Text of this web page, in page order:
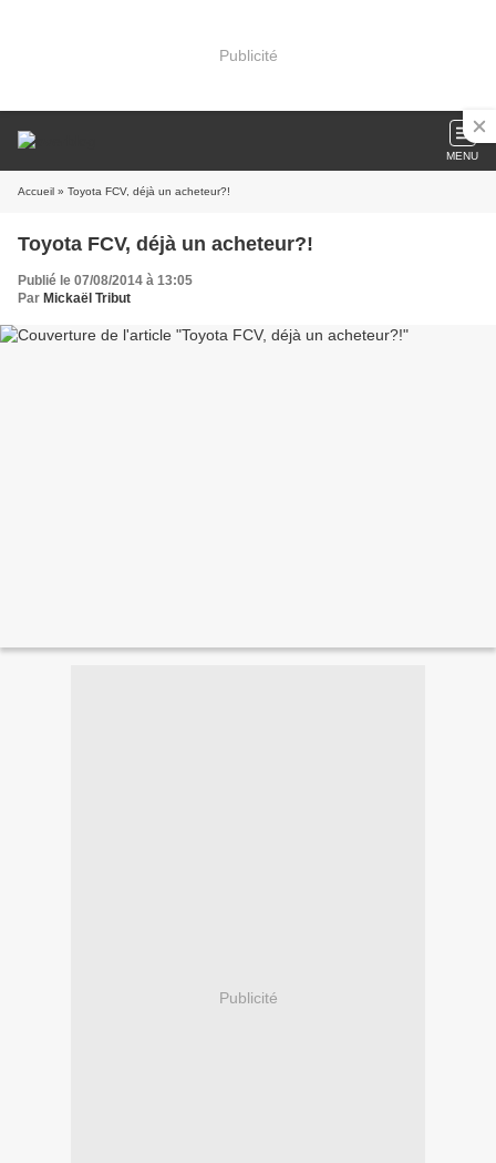
Publicité
MENU
Accueil » Toyota FCV, déjà un acheteur?!
Toyota FCV, déjà un acheteur?!
Publié le 07/08/2014 à 13:05
Par Mickaël Tribut
Publicité